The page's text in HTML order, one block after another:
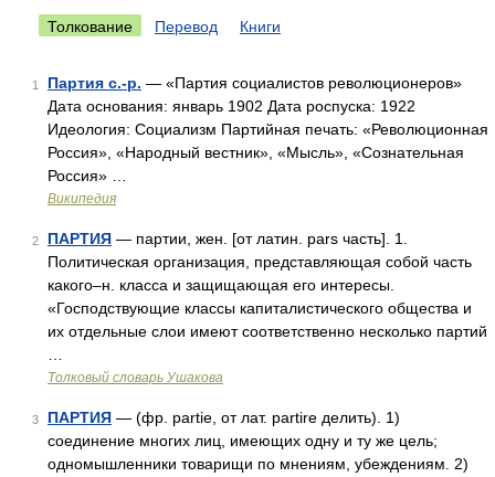
Толкование Перевод Книги
1 Партия с.-р. — «Партия социалистов революционеров»
Дата основания: январь 1902 Дата роспуска: 1922
Идеология: Социализм Партийная печать: «Революционная
Россия», «Народный вестник», «Мысль», «Сознательная
Россия» …
Википедия
2 ПАРТИЯ — партии, жен. [от латин. pars часть]. 1.
Политическая организация, представляющая собой часть
какого–н. класса и защищающая его интересы.
«Господствующие классы капиталистического общества и
их отдельные слои имеют соответственно несколько партий
Толковый словарь Ушакова
3 ПАРТИЯ — (фр. partie, от лат. partire делить). 1)
соединение многих лиц, имеющих одну и ту же цель;
одномышленники товарищи по мнениям, убеждениям. 2)